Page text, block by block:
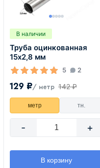
В наличии
Труба оцинкованная
15х2,8 мм
5 2
129 ₽/ метр 142 ₽
метр тн.
- +
В корзину